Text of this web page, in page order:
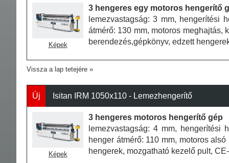
Képek
3 hengeres egy motoros hengerítő
lemezvastagság: 3 mm, hengerítési
átmérő: 130 mm, motoros meghajtás,
berendezés,gépkönyv, edzett
Vissza a lap tetejére
Új Isitan IRM 1050x110 - Lemezhengerítő
Képek
3 hengeres motoros hengerítő gép
lemezvastagság: 4 mm, hengerítési
henger átmérő: 110 mm, motoros
hengerek, mozgatható kezelő pult,